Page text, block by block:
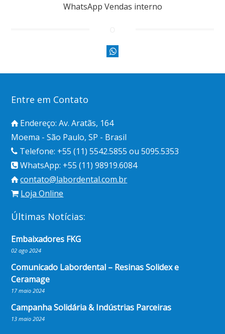
WhatsApp Vendas interno
Entre em Contato
Endereço: Av. Aratãs, 164
Moema - São Paulo, SP - Brasil
Telefone: +55 (11) 5542.5855 ou 5095.5353
WhatsApp: +55 (11) 98919.6084
contato@labordental.com.br
Loja Online
Últimas Notícias:
Embaixadores FKG
02 ago 2024
Comunicado Labordental – Resinas Solidex e
Ceramage
17 maio 2024
Campanha Solidária & Indústrias Parceiras
13 maio 2024